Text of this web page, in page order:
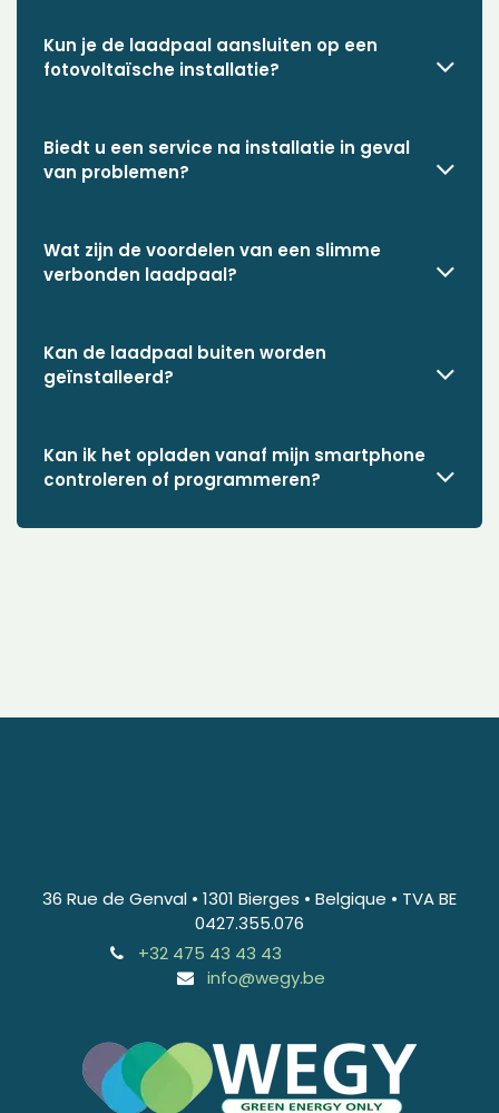
Kun je de laadpaal aansluiten op een
fotovoltaïsche installatie?
Biedt u een service na installatie in geval
van problemen?
Wat zijn de voordelen van een slimme
verbonden laadpaal?
Kan de laadpaal buiten worden
geïnstalleerd?
Kan ik het opladen vanaf mijn smartphone
controleren of programmeren?
36 Rue de Genval • 1301 Bierges • Belgique • TVA BE
0427.355.076
+32 475 43 43 43
info@wegy.be